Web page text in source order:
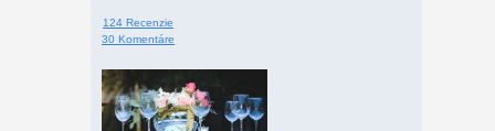
124 Recenzie
30 Komentáre